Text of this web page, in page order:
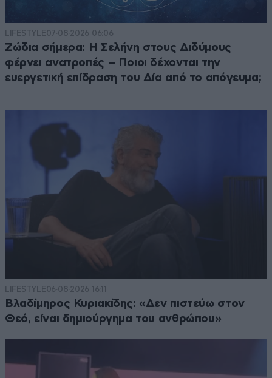
LIFESTYLE07·08·2026 06:06
Ζώδια σήμερα: Η Σελήνη στους Διδύμους
φέρνει ανατροπές – Ποιοι δέχονται την
ευεργετική επίδραση του Δία από το απόγευμα;
LIFESTYLE06·08·2026 16:11
Βλαδίμηρος Κυριακίδης: «Δεν πιστεύω στον
Θεό, είναι δημιούργημα του ανθρώπου»